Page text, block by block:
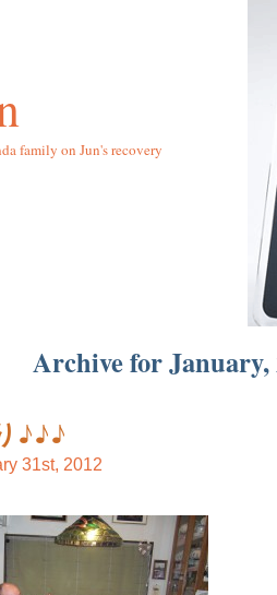
family on Jun's recovery
Archive for January,
♪♪♪
31st, 2012